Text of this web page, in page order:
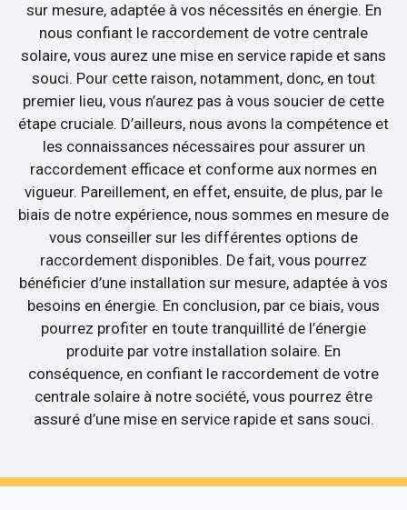
sur mesure, adaptée à vos nécessités en énergie. En
nous confiant le raccordement de votre centrale
solaire, vous aurez une mise en service rapide et sans
souci. Pour cette raison, notamment, donc, en tout
premier lieu, vous n’aurez pas à vous soucier de cette
étape cruciale. D’ailleurs, nous avons la compétence et
les connaissances nécessaires pour assurer un
raccordement efficace et conforme aux normes en
vigueur. Pareillement, en effet, ensuite, de plus, par le
biais de notre expérience, nous sommes en mesure de
vous conseiller sur les différentes options de
raccordement disponibles. De fait, vous pourrez
bénéficier d’une installation sur mesure, adaptée à vos
besoins en énergie. En conclusion, par ce biais, vous
pourrez profiter en toute tranquillité de l’énergie
produite par votre installation solaire. En
conséquence, en confiant le raccordement de votre
centrale solaire à notre société, vous pourrez être
assuré d’une mise en service rapide et sans souci.